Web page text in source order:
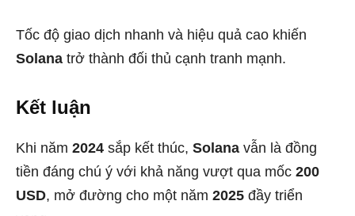
Tốc độ giao dịch nhanh và hiệu quả cao khiến
Solana trở thành đối thủ cạnh tranh mạnh.
Kết luận
Khi năm 2024 sắp kết thúc, Solana vẫn là đồng
tiền đáng chú ý với khả năng vượt qua mốc 200
USD, mở đường cho một năm 2025 đầy triển